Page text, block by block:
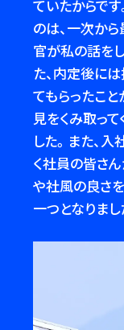
ていたからで
のは、一次か
官が私の話を
た、内定後に
てもらったこ
見をくみ取っ
した。また、
く社員の皆さ
や社風の良さ
一つとなりまし